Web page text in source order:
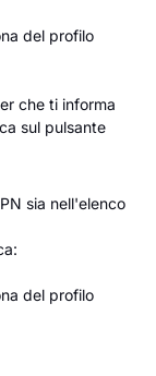
del profilo
che ti informa
sul pulsante
sia nell'elenco
del profilo